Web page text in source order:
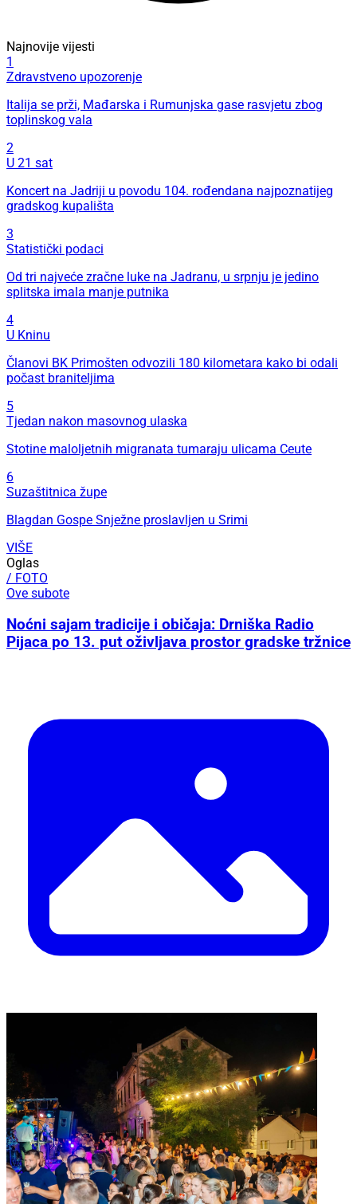
Najnovije vijesti
1
Zdravstveno upozorenje
Italija se prži, Mađarska i Rumunjska gase rasvjetu zbog
toplinskog vala
2
U 21 sat
Koncert na Jadriji u povodu 104. rođendana najpoznatijeg
gradskog kupališta
3
Statistički podaci
Od tri najveće zračne luke na Jadranu, u srpnju je jedino
splitska imala manje putnika
4
U Kninu
Članovi BK Primošten odvozili 180 kilometara kako bi odali
počast braniteljima
5
Tjedan nakon masovnog ulaska
Stotine maloljetnih migranata tumaraju ulicama Ceute
6
Suzaštitnica župe
Blagdan Gospe Snježne proslavljen u Srimi
VIŠE
Oglas
/ FOTO
Ove subote
Noćni sajam tradicije i običaja: Drniška Radio
Pijaca po 13. put oživljava prostor gradske tržnice